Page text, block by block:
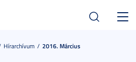
Hírarchívum 2016. Március